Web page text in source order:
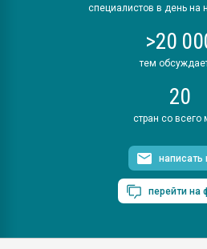
специалистов в день
>20
тем
20
стран со всего
написать
перейти на